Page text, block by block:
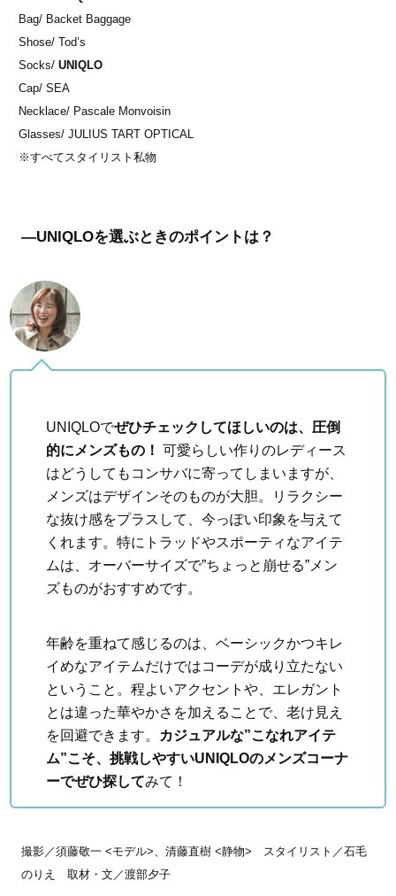
Bag/ Backet Baggage
Shose/ Tod’s
Socks/UNIQLO
Cap/ SEA
Necklace/ Pascale Monvoisin
Glasses/ JULIUS TART OPTICAL
※すべてスタイリスト私物
―UNIQLOを選ぶときのポイントは？
UNIQLOでぜひチェックしてほしいのは、圧倒
的にメンズもの！ 可愛らしい作りのレディース
はどうしてもコンサバに寄ってしまいますが、
メンズはデザインそのものが大胆。リラクシー
な抜け感をプラスして、今っぽい印象を与えて
くれます。特にトラッドやスポーティなアイテ
ムは、オーバーサイズで”ちょっと崩せる”メン
ズものがおすすめです。
年齢を重ねて感じるのは、ベーシックかつキレ
イめなアイテムだけではコーデが成り立たない
ということ。程よいアクセントや、エレガント
とは違った華やかさを加えることで、老け見え
を回避できます。
カジュアルな”こなれアイテ
ム”こそ、挑戦しやすいUNIQLOのメンズコーナ
ーでぜひ探してみて！
撮影／須藤敬一 <モデル>、清藤直樹 <静物> スタイリスト／石毛
のりえ 取材・文／渡部夕子